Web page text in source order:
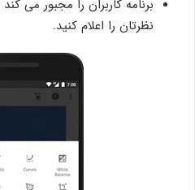
برنامه کاربران را مجبور می
نظرتان را اعلام کنید.